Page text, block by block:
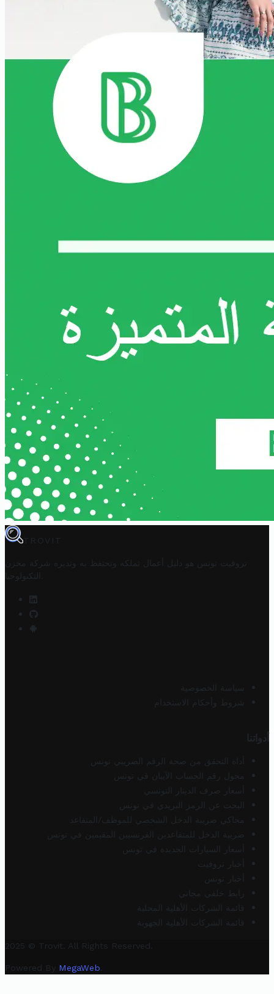
TROVIT
تروفيت تونس هو دليل أعمال تملكه وتحتفظ به وتديره
شركة مخزن
التكنولوجيا
سياسة الخصوصية
شروط وأحكام الاستخدام
أدواتنا
أداة التحقق من صحة الرقم الضريبي تونس
محول رقم الحساب الآيبان في تونس
أسعار صرف الدينار التونسي
البحث عن الرمز البريدي في تونس
محاكي ضريبة الدخل الشخصي للموظف/المتقاعد
ضريبة الدخل للمتقاعدين الفرنسيين المقيمين في تونس
أسعار السيارات الجديدة في تونس
أخبار تروفيت
أخبار تونس
رابط خلفي مجاني
قائمة الشركات الأهلية المحلية
قائمة الشركات الأهلية الجهوية
2025 © Trovit. All Rights Reserved.
Powered By MegaWeb